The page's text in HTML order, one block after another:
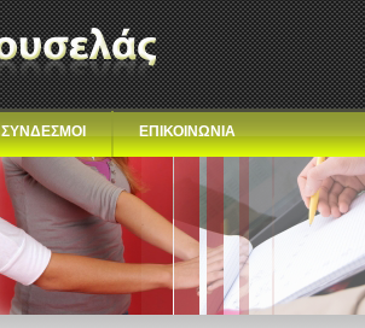
ΣΥΝΔΕΣΜΟΙ ΕΠΙΚΟΙΝΩΝΙΑ